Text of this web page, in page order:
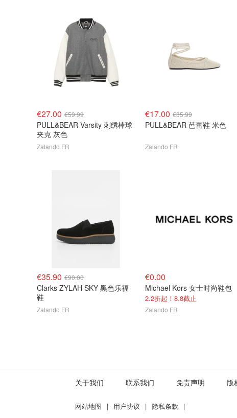
€27.00 €59.99
PULL&BEAR Varsity 刺绣棒球
夹克 灰色
Zalando FR
€17.00 €35.99
PULL&BEAR 芭蕾鞋 米色
Zalando FR
€35.90 €90.00
Clarks ZYLAH SKY 黑色乐福
鞋
Zalando FR
€0.00
Michael Kors 女士时尚鞋包
2.2折起！8.8截止
Zalando FR
关于我们 联系我们 免责声明 版
网站地图 | 用户协议 | 隐私条款 |